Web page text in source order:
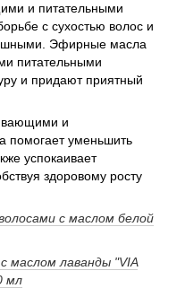
и питательными
с сухостью волос и
Эфирные масла
питательными
и придают приятный
и
помогает уменьшить
успокаивает
здоровому росту
с маслом белой
маслом лаванды "VIA
мл